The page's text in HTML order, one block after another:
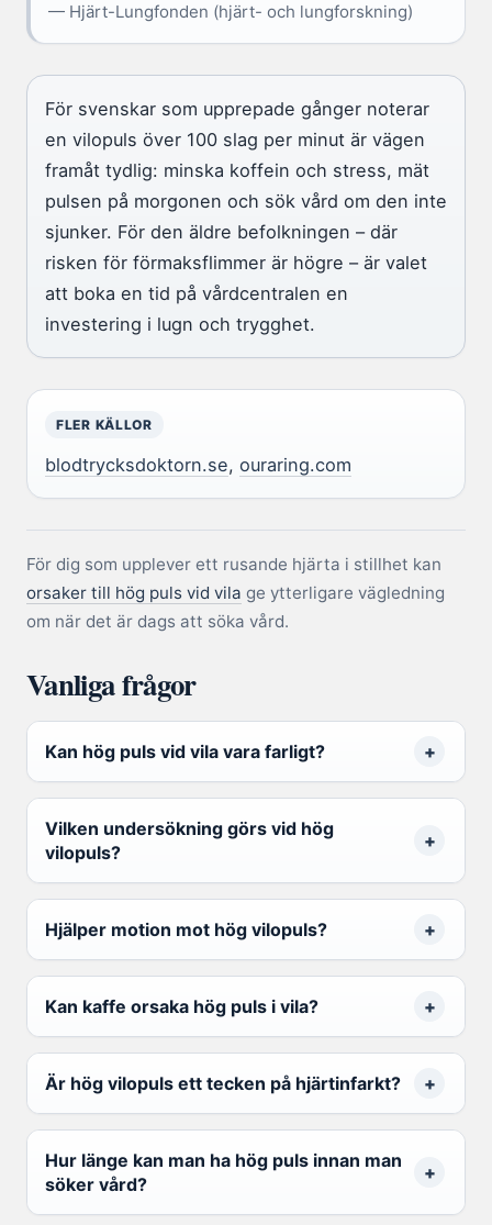
— Hjärt-Lungfonden (hjärt- och lungforskning)
För svenskar som upprepade gånger noterar
en vilopuls över 100 slag per minut är vägen
framåt tydlig: minska koffein och stress, mät
pulsen på morgonen och sök vård om den inte
sjunker. För den äldre befolkningen – där
risken för förmaksflimmer är högre – är valet
att boka en tid på vårdcentralen en
investering i lugn och trygghet.
FLER KÄLLOR
blodtrycksdoktorn.se, ouraring.com
För dig som upplever ett rusande hjärta i stillhet kan
orsaker till hög puls vid vila ge ytterligare vägledning
om när det är dags att söka vård.
Vanliga frågor
Kan hög puls vid vila vara farligt?
Vilken undersökning görs vid hög
vilopuls?
Hjälper motion mot hög vilopuls?
Kan kaffe orsaka hög puls i vila?
Är hög vilopuls ett tecken på hjärtinfarkt?
Hur länge kan man ha hög puls innan man
söker vård?